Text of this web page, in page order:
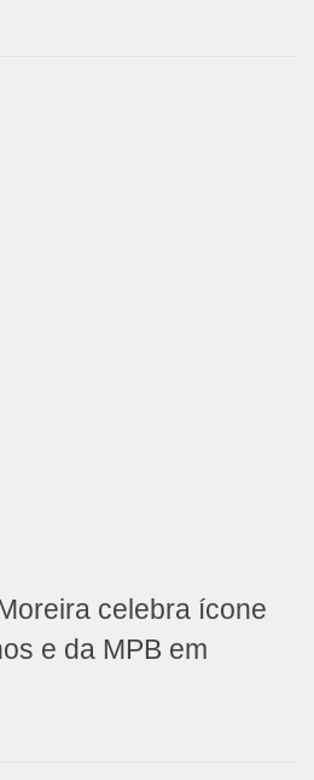
celebra ícone
e da MPB em